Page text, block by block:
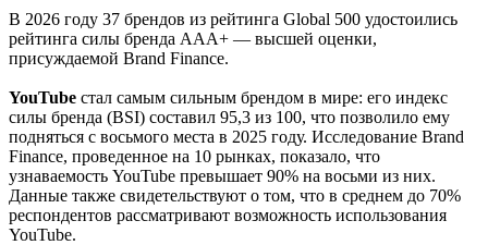
В 2026 году 37 брендов из рейтинга Global 500 удостоились
рейтинга силы бренда AAA+ — высшей оценки,
присуждаемой Brand Finance.
YouTube стал самым сильным брендом в мире: его индекс
силы бренда (BSI) составил 95,3 из 100, что позволило ему
подняться с восьмого места в 2025 году. Исследование Brand
Finance, проведенное на 10 рынках, показало, что
узнаваемость YouTube превышает 90% на восьми из них.
Данные также свидетельствуют о том, что в среднем до 70%
респондентов рассматривают возможность использования
YouTube.